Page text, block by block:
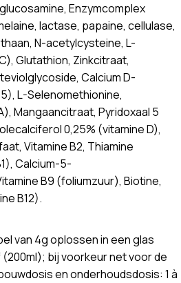
Enzymcomplex
lactase, papaine, cellulase,
N-acetylcysteine, L-
Glutathion, Zinkcitraat,
Calcium D-
L-Selenomethionine,
Mangaancitraat, Pyridoxaal 5
0,25% (vitamine D),
Vitamine B2, Thiamine
Calcium-5-
B9 (foliumzuur), Biotine,
B12).
van 4g oplossen in een glas
bij voorkeur net voor de
en onderhoudsdosis: 1 à